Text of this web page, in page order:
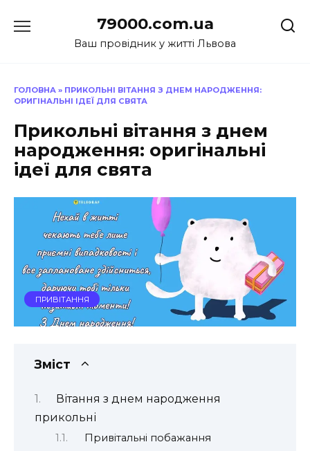
до
79000.com.ua
Ваш провідник у житті Львова
ГОЛОВНА » ПРИКОЛЬНІ ВІТАННЯ З ДНЕМ НАРОДЖЕННЯ:
ОРИГІНАЛЬНІ ІДЕЇ ДЛЯ СВЯТА
Прикольні вітання з днем
народження: оригінальні
ідеї для свята
ПРИВІТАННЯ
Зміст
Вітання з днем народження
прикольні
Привітальні побажання